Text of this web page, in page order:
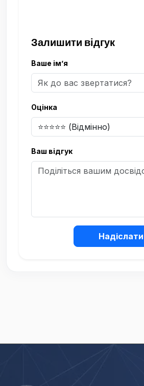
Залишити відгук
Ваше ім’я
Оцінка
Ваш відгук